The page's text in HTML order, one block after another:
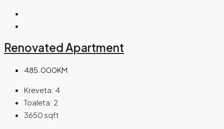
Renovated Apartment
485.000KM
Kreveta: 4
Toaleta: 2
3650 sqft